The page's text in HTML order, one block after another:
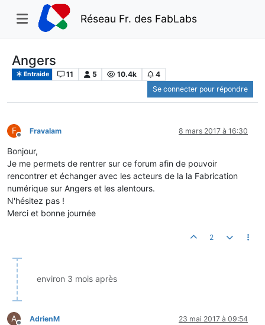
Réseau Fr. des FabLabs
Angers
Entraide 11 5 10.4k
4
Se connecter pour répondre
F
Hors-ligne
Fravalam 8 mars 2017 à 16:30
Bonjour,
Je me permets de rentrer sur ce forum afin de pouvoir
rencontrer et échanger avec les acteurs de la la Fabrication
numérique sur Angers et les alentours.
N'hésitez pas !
Merci et bonne journée
2
environ 3 mois après
A AdrienM 23 mai 2017 à 09:54